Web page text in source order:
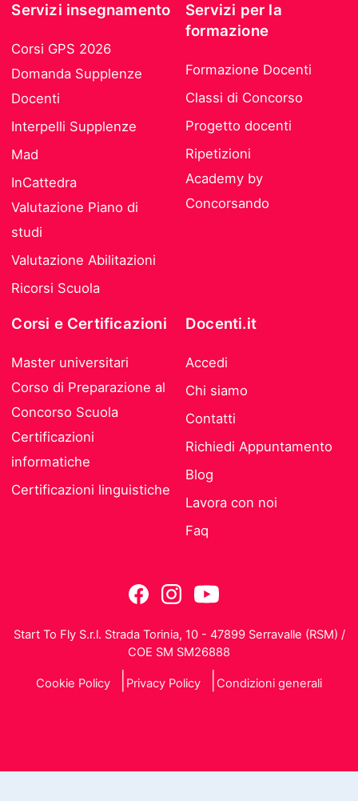
Servizi insegnamento
Corsi GPS 2026
Domanda Supplenze
Docenti
Interpelli Supplenze
Mad
InCattedra
Valutazione Piano di
studi
Valutazione Abilitazioni
Ricorsi Scuola
Servizi per la
formazione
Formazione Docenti
Classi di Concorso
Progetto docenti
Ripetizioni
Academy by
Concorsando
Corsi e Certificazioni
Master universitari
Corso di Preparazione al
Concorso Scuola
Certificazioni
informatiche
Certificazioni linguistiche
Docenti.it
Accedi
Chi siamo
Contatti
Richiedi Appuntamento
Blog
Lavora con noi
Faq
Start To Fly S.r.l. Strada Torinia, 10 - 47899 Serravalle (RSM) /
COE SM SM26888
Cookie Policy Privacy Policy Condizioni generali